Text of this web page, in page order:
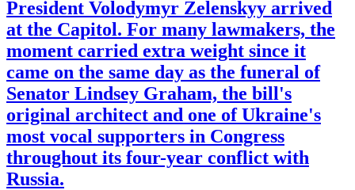
President Volodymyr Zelenskyy arrived
at the Capitol. For many lawmakers, the
moment carried extra weight since it
came on the same day as the funeral of
Senator Lindsey Graham, the bill's
original architect and one of Ukraine's
most vocal supporters in Congress
throughout its four-year conflict with
Russia.